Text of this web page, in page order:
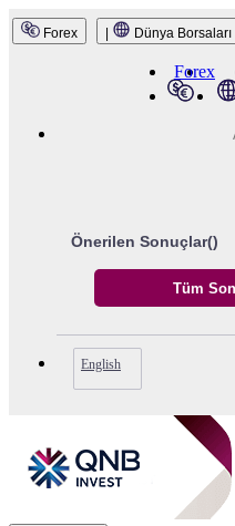
Forex Dünya Borsaları
Forex
Önerilen Sonuçlar()
English